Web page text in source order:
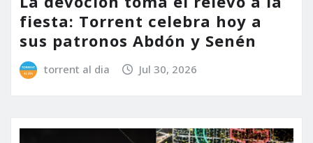
fiesta: Torrent celebra hoy a
sus patronos Abdón y Senén
torrent al dia Jul 30, 2026